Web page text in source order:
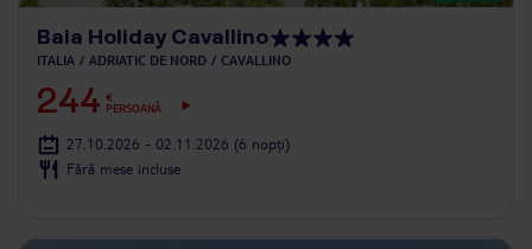
Baia Holiday Cavallino
ITALIA ADRIATIC DE NORD CAVALLINO
244 €
PERSOANĂ
27.10.2026 - 02.11.2026 (6 nopți)
Fără mese incluse